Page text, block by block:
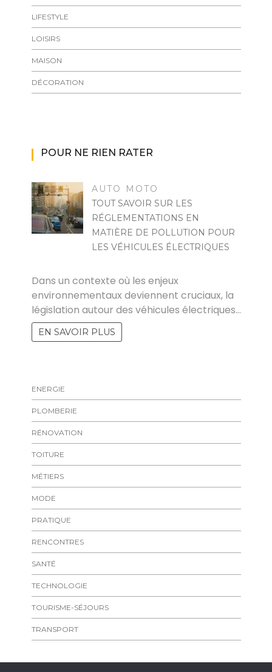
LIFESTYLE
LOISIRS
MAISON
DÉCORATION
POUR NE RIEN RATER
AUTO MOTO
TOUT SAVOIR SUR LES
RÉGLEMENTATIONS EN
MATIÈRE DE POLLUTION POUR
LES VÉHICULES ÉLECTRIQUES
Dans un contexte où les enjeux
environnementaux deviennent cruciaux, la
législation autour des véhicules électriques…
EN SAVOIR PLUS
ENERGIE
PLOMBERIE
RÉNOVATION
TOITURE
MÉTIERS
MODE
PRATIQUE
RENCONTRES
SANTÉ
TECHNOLOGIE
TOURISME-SÉJOURS
TRANSPORT